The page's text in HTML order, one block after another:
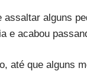
alguns
e acabou
até que alguns